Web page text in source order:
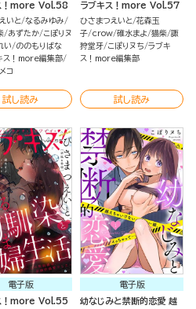
！more Vol.58
いと
なるみゆみ
あずたか こぽりヌ
い
ののもりばな
ス！more編集部
コ
試し読み
ラブキス！more Vol.57
ひさまつえいと 花森玉
子 crow 碓水まよ 猫柴 諏
狩堂牙 こぽりヌち ラブキ
ス！more編集部
試し読み
電子版
！more Vol.55
電子版
幼なじみと禁断的恋愛 越